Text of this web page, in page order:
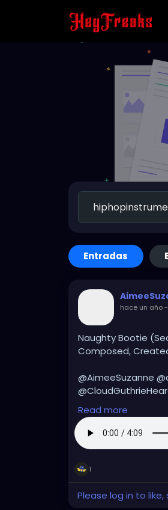
Entradas
hace un año-
Naughty Bootie
Composed,
@AimeeSuzanne
#aimeesuzanne
#instrumental
Read more
1
Please log in to